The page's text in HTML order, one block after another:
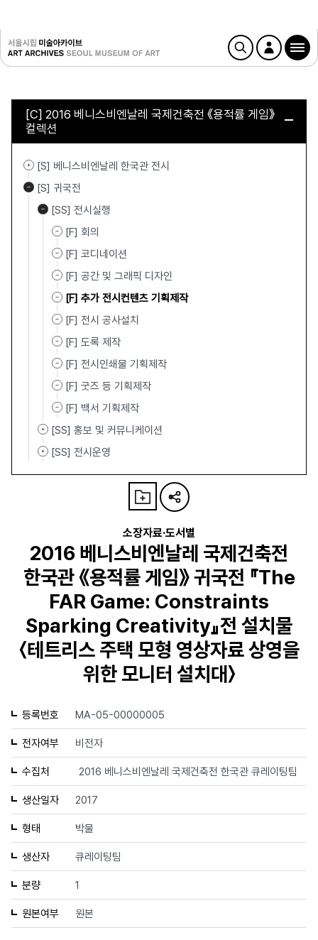
[C] 2016 베니스비엔날레 국제건축전 《용적률 게임》
컬렉션
[S] 베니스비엔날레 한국관 전시
[S] 귀국전
[SS] 전시실행
[F] 회의
[F] 코디네이션
[F] 공간 및 그래픽 디자인
[F] 추가 전시컨텐츠 기획제작
[F] 전시 공사설치
[F] 도록 제작
[F] 전시인쇄물 기획제작
[F] 굿즈 등 기획제작
[F] 백서 기획제작
[SS] 홍보 및 커뮤니케이션
[SS] 전시운영
소장자료·도서별
2016 베니스비엔날레 국제건축전
한국관 《용적률 게임》 귀국전 『The
FAR Game: Constraints
Sparking Creativity』전 설치물
〈테트리스 주택 모형 영상자료 상영을
위한 모니터 설치대〉
등록번호 MA-05-00000005
전자여부 비전자
수집처 2016 베니스비엔날레 국제건축전 한국관 큐레이팅팀
생산일자 2017
형태 박물
생산자 큐레이팅팀
분량 1
원본여부 원본